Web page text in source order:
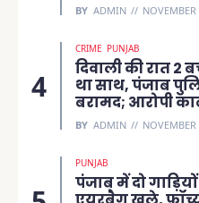
BY ADMIN
CRIME PUNJAB
दिवाली की रात 2
था साथ, पंजाब
बरामद; आरोपी
BY ADMIN
PUNJAB
पंजाब में दो